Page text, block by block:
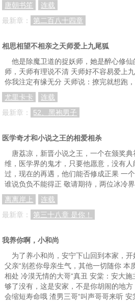
唐朝书笙
连载
最新章：
第二百八十四章
相思相望不相亲之天师爱上九尾狐
他是除魔卫道的捉妖师，她是醉心修
师，天师有理说不清 天师好不容易爱上
你我注定有缘无分 天师说：撩完就想跑
尤里卡卡
连载
最新章：
52、黑袍男子
医学奇才和小说之王的相爱相杀
唐荔凉，新晋小说之王，一个在颁奖
维，医学界的鬼才，只要他愿意，没有
过，现在的再遇，他们能否修成正果 一
谁说负负不能得正 敬请期待，两位冰冷界
离离岸上
连载
最新章：
第三十八章 是你！
我养你啊，小和尚
为了养小和尚，安宁下山回到本家，
父亲“别惹你母亲生气，其他一切随你 本
相处 冷漠无情的大哥“真丑 安棠：安大
够了没有，这是安家，不是你胡闹的地
会缩短寿命哦 渣男三哥“叫声哥哥来听 安